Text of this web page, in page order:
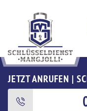
JETZT ANRUFEN |